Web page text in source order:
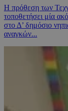
Η πρόθεση των
τοποθετήσει μία
στο Δ’ δημόσιο
αναγκών...